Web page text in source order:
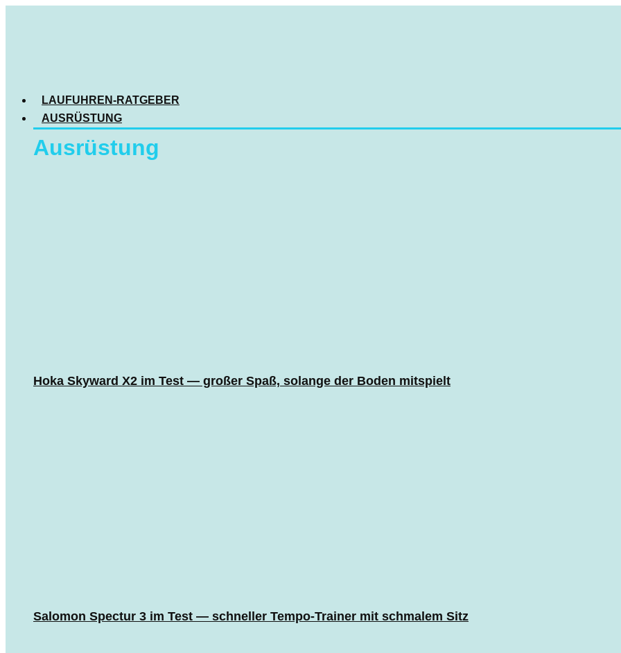
LAUFUHREN-RATGEBER
AUSRÜSTUNG
Ausrüstung
Hoka Skyward X2 im Test — großer Spaß, solange der Boden mitspielt
Salomon Spectur 3 im Test — schneller Tempo-Trainer mit schmalem Sitz